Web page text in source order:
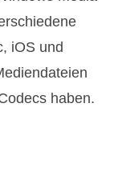
iOS und
haben.